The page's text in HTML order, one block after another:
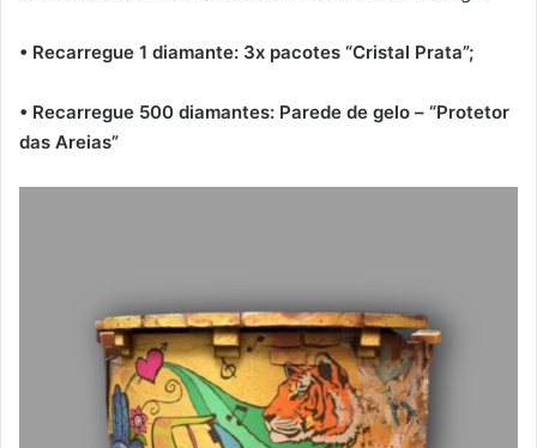
• Recarregue 1 diamante: 3x pacotes “Cristal Prata”;
• Recarregue 500 diamantes: Parede de gelo – “Protetor
das Areias”